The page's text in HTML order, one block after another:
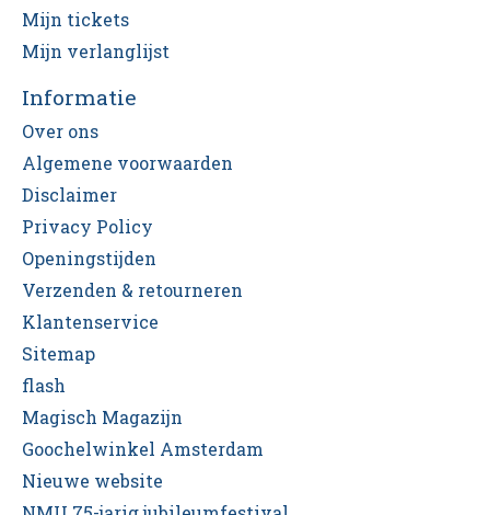
Mijn tickets
Mijn verlanglijst
Informatie
Over ons
Algemene voorwaarden
Disclaimer
Privacy Policy
Openingstijden
Verzenden & retourneren
Klantenservice
Sitemap
flash
Magisch Magazijn
Goochelwinkel Amsterdam
Nieuwe website